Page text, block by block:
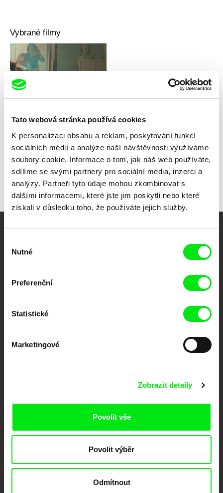
Tato webová stránka používá cookies
K personalizaci obsahu a reklam, poskytování funkcí
sociálních médií a analýze naší návštěvnosti využíváme
soubory cookie. Informace o tom, jak náš web používáte,
sdílíme se svými partnery pro sociální média, inzerci a
analýzy. Partneři tyto údaje mohou zkombinovat s
dalšími informacemi, které jste jim poskytli nebo které
získali v důsledku toho, že používáte jejich služby.
souhlasu
Nutné
Preferenční
Statistické
Marketingové
Zobrazit detaily
Povolit vše
Povolit výběr
Odmítnout
Vybrané filmy
Anja Salomonowitz
Zpět na všechny výběry
posouvat hranice dokumentárního filmu, propagovat jeho rozmanitost a
Against Gravity